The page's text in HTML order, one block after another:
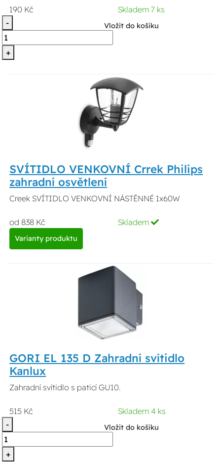
190 Kč
Skladem 7 ks
-
+
Vložit do košíku
SVÍTIDLO VENKOVNÍ Crrek Philips
zahradní osvětlení
Creek SVÍTIDLO VENKOVNÍ NÁSTĚNNÉ 1x60W
od 838 Kč Skladem
Varianty produktu
GORI EL 135 D Zahradní svítidlo
Kanlux
Zahradní svítidlo s paticí GU10.
515 Kč
Skladem 4 ks
-
+
Vložit do košíku